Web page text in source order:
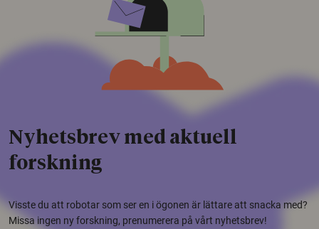
Nyhetsbrev med aktuell
forskning
Visste du att robotar som ser en i ögonen är lättare att snacka med?
Missa ingen ny forskning, prenumerera på vårt nyhetsbrev!